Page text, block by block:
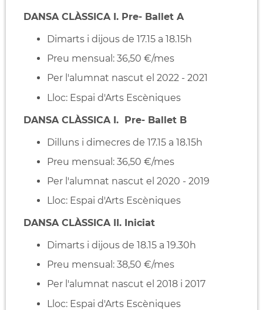
DANSA CLÀSSICA I. Pre- Ballet A
Dimarts i dijous de 17.15 a 18.15h
Preu mensual: 36,50 €/mes
Per l'alumnat nascut el 2022 - 2021
Lloc: Espai d'Arts Escèniques
DANSA CLÀSSICA I. Pre- Ballet B
Dilluns i dimecres de 17.15 a 18.15h
Preu mensual: 36,50 €/mes
Per l'alumnat nascut el 2020 - 2019
Lloc: Espai d'Arts Escèniques
DANSA CLÀSSICA II. Iniciat
Dimarts i dijous de 18.15 a 19.30h
Preu mensual: 38,50 €/mes
Per l'alumnat nascut el 2018 i 2017
Lloc: Espai d'Arts Escèniques